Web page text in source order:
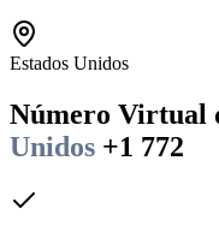
Estados Unidos
Número Virtual
Unidos +1 772